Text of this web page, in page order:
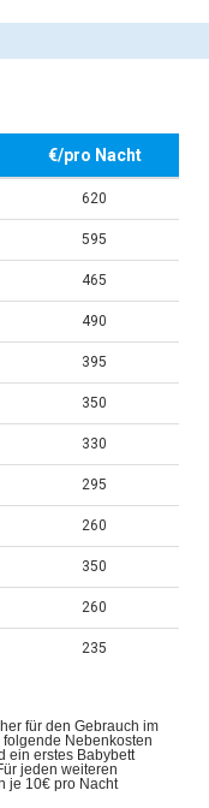
€/pro Nacht
620
595
465
490
395
350
330
295
260
350
260
235
für den Gebrauch im
Nebenkosten
ein erstes Babybett
jeden weiteren
je 10€ pro Nacht